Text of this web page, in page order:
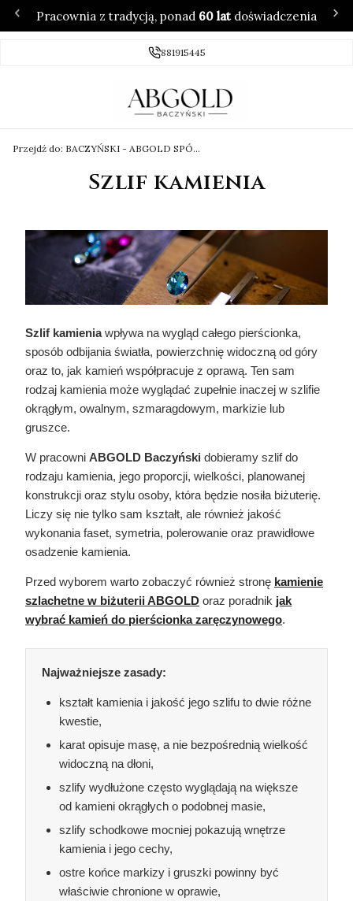
Pracownia z tradycją, ponad 60 latdoświadczenia
881915445
Przejdź do: BACZYŃSKI - ABGOLD SPÓŁKA Z OGRANICZONĄ ODPOWIEDZIALNOŚCIĄ
Szlif kamienia
Szlif kamieniawpływa na wygląd całego pierścionka,
sposób odbijania światła, powierzchnię widoczną od góry
oraz to, jak kamień współpracuje z oprawą. Ten sam
rodzaj kamienia może wyglądać zupełnie inaczej w szlifie
okrągłym, owalnym, szmaragdowym, markizie lub
gruszce.
W pracowni ABGOLD Baczyński dobieramy szlif do
rodzaju kamienia, jego proporcji, wielkości, planowanej
konstrukcji oraz stylu osoby, która będzie nosiła biżuterię.
Liczy się nie tylko sam kształt, ale również jakość
wykonania faset, symetria, polerowanie oraz prawidłowe
osadzenie kamienia.
Przed wyborem warto zobaczyć również stronę kamienie
szlachetne w biżuterii ABGOLD oraz poradnik jak
wybrać kamień do pierścionka zaręczynowego.
Najważniejsze zasady:
kształt kamienia i jakość jego szlifu to dwie różne
kwestie,
karat opisuje masę, a nie bezpośrednią wielkość
widoczną na dłoni,
szlify wydłużone często wyglądają na większe
od kamieni okrągłych o podobnej masie,
szlify schodkowe mocniej pokazują wnętrze
kamienia i jego cechy,
ostre końce markizy i gruszki powinny być
właściwie chronione w oprawie,